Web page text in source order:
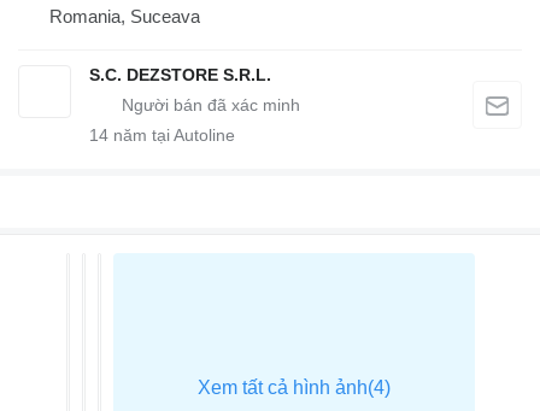
Romania, Suceava
S.C. DEZSTORE S.R.L.
14 năm tại Autoline